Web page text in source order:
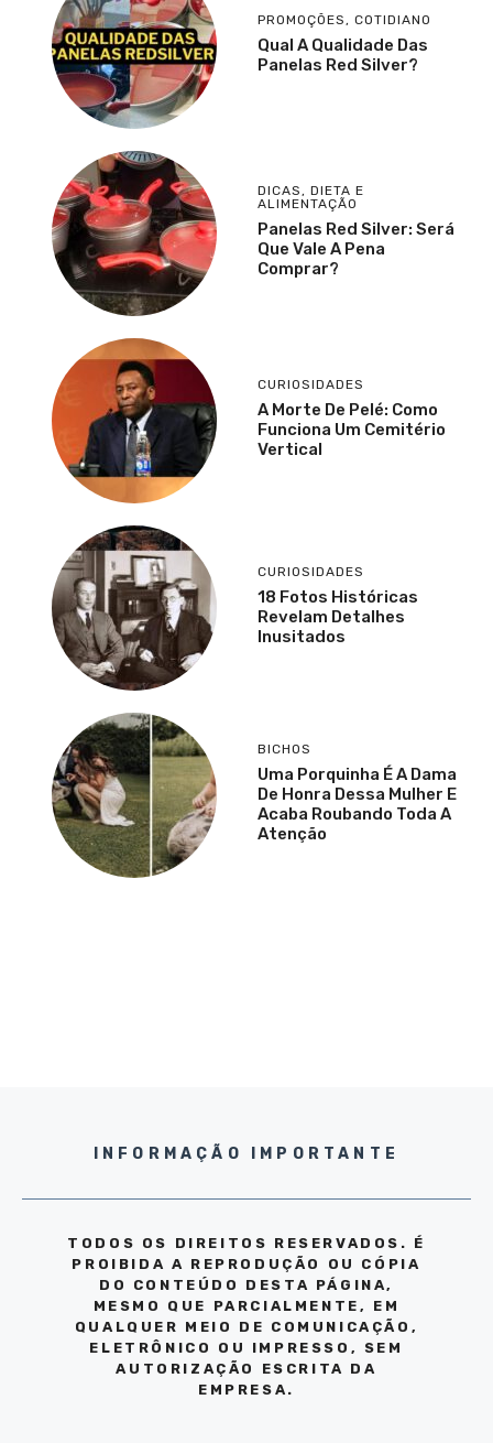
PROMOÇÕES, COTIDIANO
Qual A Qualidade Das
Panelas Red Silver?
DICAS, DIETA E
ALIMENTAÇÃO
Panelas Red Silver: Será
Que Vale A Pena
Comprar?
CURIOSIDADES
A Morte De Pelé: Como
Funciona Um Cemitério
Vertical
CURIOSIDADES
18 Fotos Históricas
Revelam Detalhes
Inusitados
BICHOS
Uma Porquinha É A Dama
De Honra Dessa Mulher E
Acaba Roubando Toda A
Atenção
INFORMAÇÃO IMPORTANTE
TODOS OS DIREITOS RESERVADOS. É
PROIBIDA A REPRODUÇÃO OU CÓPIA
DO CONTEÚDO DESTA PÁGINA,
MESMO QUE PARCIALMENTE, EM
QUALQUER MEIO DE COMUNICAÇÃO,
ELETRÔNICO OU IMPRESSO, SEM
AUTORIZAÇÃO ESCRITA DA
EMPRESA.